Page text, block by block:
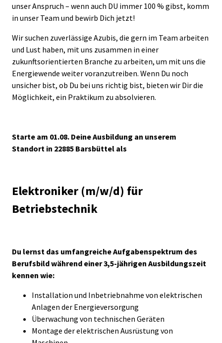
unser Anspruch – wenn auch DU immer 100 % gibst, komm
in unser Team und bewirb Dich jetzt!
Wir suchen zuverlässige Azubis, die gern im Team arbeiten
und Lust haben, mit uns zusammen in einer
zukunftsorientierten Branche zu arbeiten, um mit uns die
Energiewende weiter voranzutreiben. Wenn Du noch
unsicher bist, ob Du bei uns richtig bist, bieten wir Dir die
Möglichkeit, ein Praktikum zu absolvieren.
Starte am 01.08. Deine Ausbildung an unserem
Standort in 22885 Barsbüttel als
Elektroniker (m/w/d) für
Betriebstechnik
Du lernst das umfangreiche Aufgabenspektrum des
Berufsbild während einer 3,5-jährigen Ausbildungszeit
kennen wie:
Installation und Inbetriebnahme von elektrischen
Anlagen der Energieversorgung
Überwachung von technischen Geräten
Montage der elektrischen Ausrüstung von